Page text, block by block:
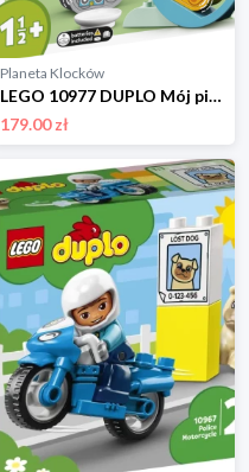
Planeta Klocków
LEGO 10977 DUPLO Mój pierwszy szczeniak i kotek z odgłosami Lego
179.00 zł